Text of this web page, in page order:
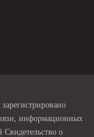
информационных
о